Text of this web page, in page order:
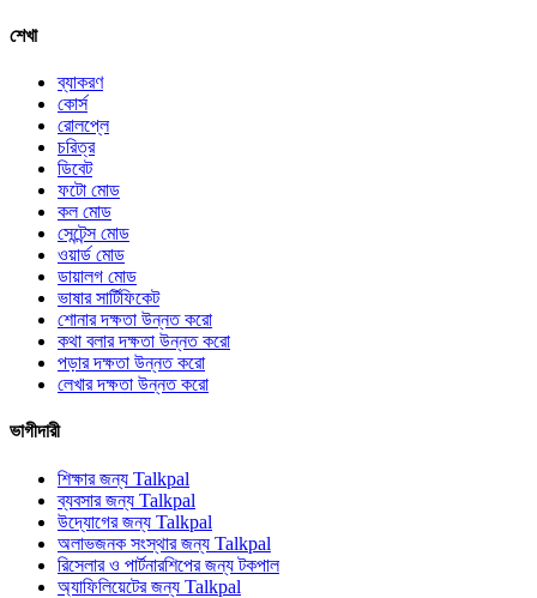
শেখা
ব্যাকরণ
কোর্স
রোলপ্লে
চরিত্র
ডিবেট
ফটো মোড
কল মোড
সেন্টেন্স মোড
ওয়ার্ড মোড
ডায়ালগ মোড
ভাষার সার্টিফিকেট
শোনার দক্ষতা উন্নত করো
কথা বলার দক্ষতা উন্নত করো
পড়ার দক্ষতা উন্নত করো
লেখার দক্ষতা উন্নত করো
ভাগীদারী
শিক্ষার জন্য Talkpal
ব্যবসার জন্য Talkpal
উদ্যোগের জন্য Talkpal
অলাভজনক সংস্থার জন্য Talkpal
রিসেলার ও পার্টনারশিপের জন্য টকপাল
অ্যাফিলিয়েটের জন্য Talkpal